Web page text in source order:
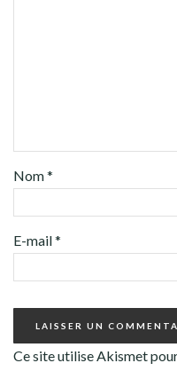
Nom*
E-mail*
Ce site utilise Akismet